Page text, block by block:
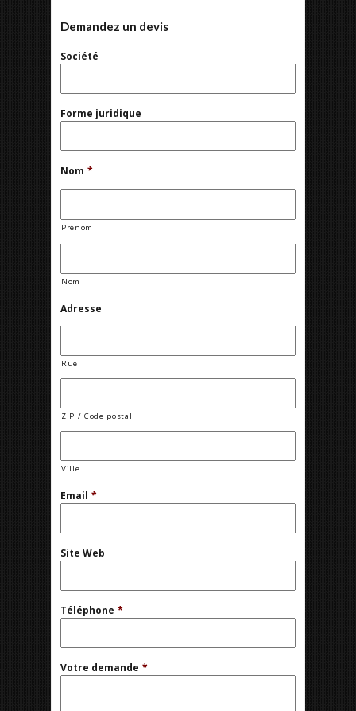
Demandez un devis
Société
Forme juridique
Nom *
Prénom
Nom
Adresse
Rue
ZIP / Code postal
Ville
Email *
Site Web
Téléphone *
Votre demande *